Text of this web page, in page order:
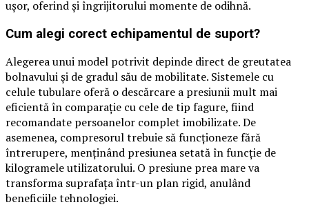
ușor, oferind și îngrijitorului momente de odihnă.
Cum alegi corect echipamentul de suport?
Alegerea unui model potrivit depinde direct de greutatea
bolnavului și de gradul său de mobilitate. Sistemele cu
celule tubulare oferă o descărcare a presiunii mult mai
eficientă în comparație cu cele de tip fagure, fiind
recomandate persoanelor complet imobilizate. De
asemenea, compresorul trebuie să funcționeze fără
întrerupere, menținând presiunea setată în funcție de
kilogramele utilizatorului. O presiune prea mare va
transforma suprafața într-un plan rigid, anulând
beneficiile tehnologiei.